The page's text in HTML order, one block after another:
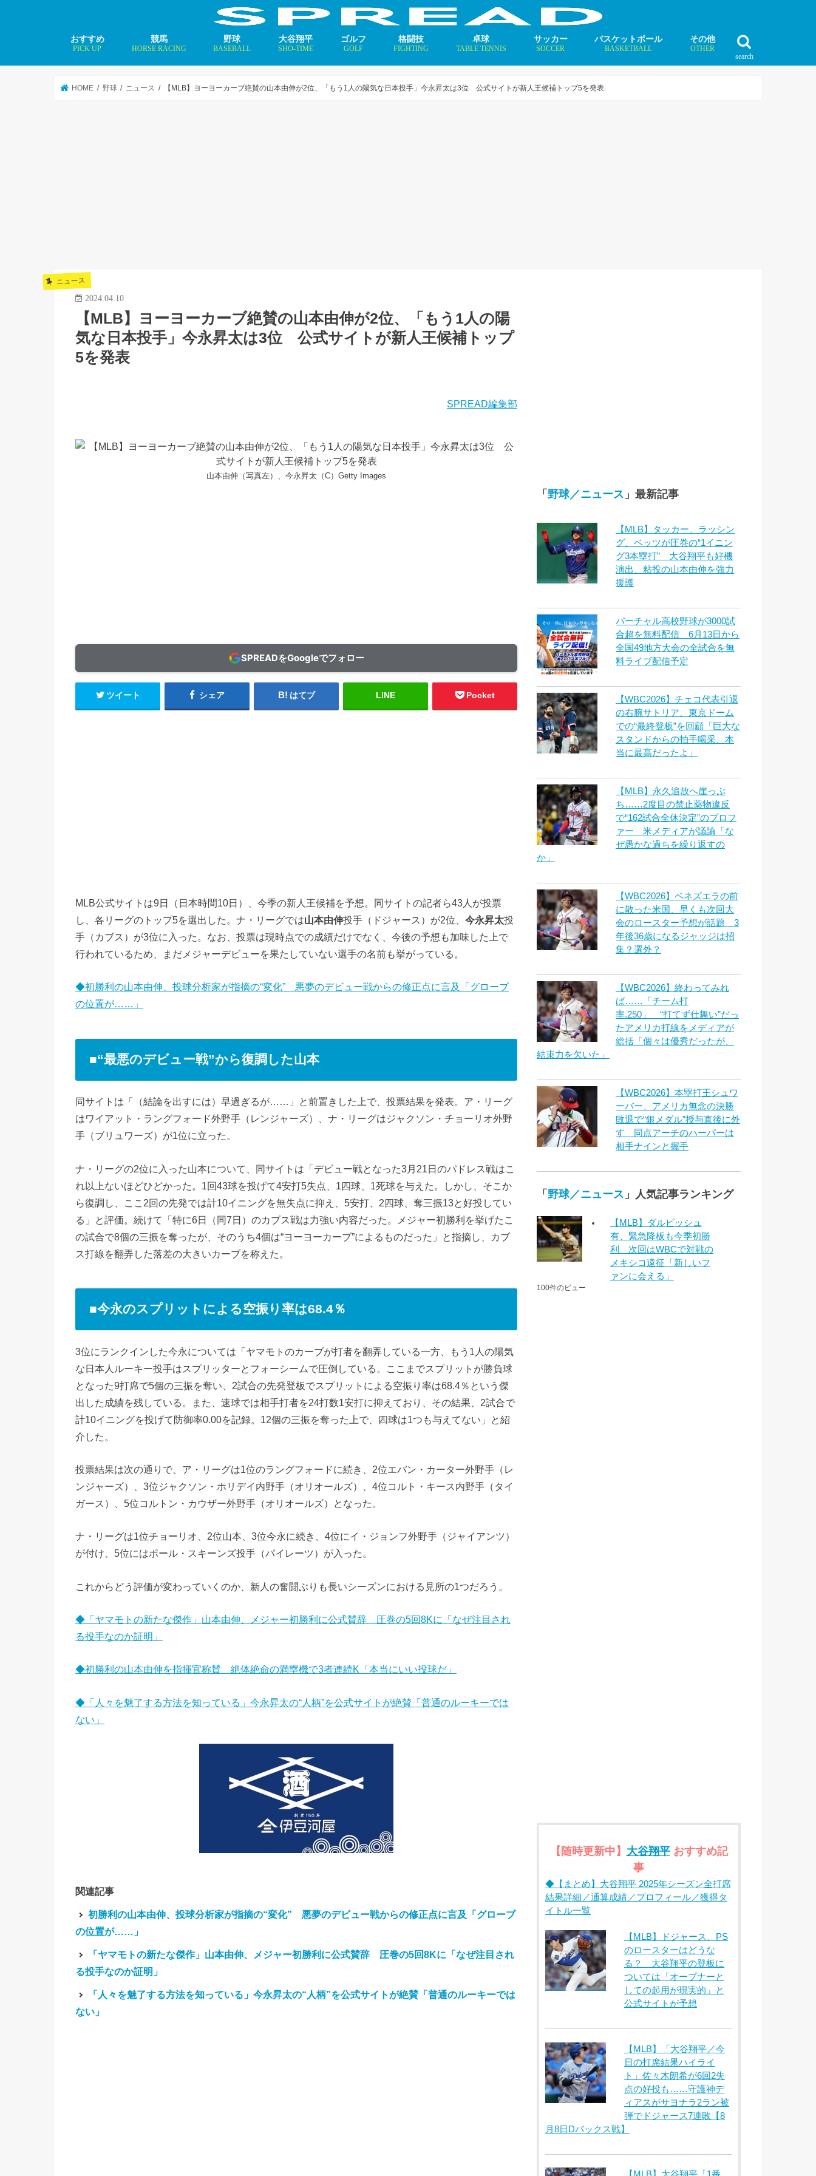
search
おすすめ
PICK UP
競馬
HORSE RACING
野球
BASEBALL
大谷翔平
SHO-TIME
ゴルフ
GOLF
格闘技
FIGHTING
卓球
TABLE TENNIS
サッカー
SOCCER
バスケットボール
BASKETBALL
その他
OTHER
HOME 野球 ニュース 【MLB】ヨーヨーカーブ絶賛の山本由伸が2位、「もう1人の陽気な日本投手」今永昇太は3位 公式サイトが新人王候補トップ5を発表
ニュース
2024.04.10
【MLB】ヨーヨーカーブ絶賛の山本由伸が2位、「もう1人の陽
気な日本投手」今永昇太は3位 公式サイトが新人王候補トップ
5を発表
SPREAD編集部
山本由伸（写真左）、今永昇太（C）Getty Images
SPREADをGoogleでフォロー
ツイート シェア はてブ LINE Pocket
MLB公式サイトは9日（日本時間10日）、今季の新人王候補を予想。同サイトの記者ら43人が投票
し、各リーグのトップ5を選出した。ナ・リーグでは山本由伸投手（ドジャース）が2位、 今永昇太投
手（カブス）が3位に入った。なお、投票は現時点での成績だけでなく、今後の予想も加味した上で
行われているため、まだメジャーデビューを果たしていない選手の名前も挙がっている。
◆初勝利の山本由伸、投球分析家が指摘の“変化” 悪夢のデビュー戦からの修正点に言及「グローブ
の位置が……」
■“最悪のデビュー戦”から復調した山本
同サイトは「（結論を出すには）早過ぎるが……」と前置きした上で、投票結果を発表。ア・リーグ
はワイアット・ラングフォード外野手（レンジャーズ）、ナ・リーグはジャクソン・チョーリオ外野
手（ブリュワーズ）が1位に立った。
ナ・リーグの2位に入った山本について、同サイトは「デビュー戦となった3月21日のパドレス戦はこ
れ以上ないほどひどかった。1回43球を投げて4安打5失点、1四球、1死球を与えた。しかし、そこか
ら復調し、ここ2回の先発では計10イニングを無失点に抑え、5安打、2四球、奪三振13と好投してい
る」と評価。続けて「特に6日（同7日）のカブス戦は力強い内容だった。メジャー初勝利を挙げたこ
の試合で8個の三振を奪ったが、そのうち4個は“ヨーヨーカーブ”によるものだった」と指摘し、カブ
ス打線を翻弄した落差の大きいカーブを称えた。
■今永のスプリットによる空振り率は68.4％
3位にランクインした今永については「ヤマモトのカーブが打者を翻弄している一方、もう1人の陽気
な日本人ルーキー投手はスプリッターとフォーシームで圧倒している。ここまでスプリットが勝負球
となった9打席で5個の三振を奪い、2試合の先発登板でスプリットによる空振り率は68.4％という傑
出した成績を残している。また、速球では相手打者を24打数1安打に抑えており、その結果、2試合で
計10イニングを投げて防御率0.00を記録。12個の三振を奪った上で、四球は1つも与えてない」と紹
介した。
投票結果は次の通りで、ア・リーグは1位のラングフォードに続き、2位エバン・カーター外野手（レ
ンジャーズ）、3位ジャクソン・ホリデイ内野手（オリオールズ）、4位コルト・キース内野手（タイ
ガース）、5位コルトン・カウザー外野手（オリオールズ）となった。
ナ・リーグは1位チョーリオ、2位山本、3位今永に続き、4位にイ・ジョンフ外野手（ジャイアンツ）
が付け、5位にはポール・スキーンズ投手（パイレーツ）が入った。
これからどう評価が変わっていくのか、新人の奮闘ぶりも長いシーズンにおける見所の1つだろう。
◆「ヤマモトの新たな傑作」山本由伸、メジャー初勝利に公式賛辞 圧巻の5回8Kに「なぜ注目され
る投手なのか証明」
◆初勝利の山本由伸を指揮官称賛 絶体絶命の満塁機で3者連続K「本当にいい投球だ」
◆「人々を魅了する方法を知っている」今永昇太の“人柄”を公式サイトが絶賛「普通のルーキーでは
ない」
関連記事
初勝利の山本由伸、投球分析家が指摘の“変化” 悪夢のデビュー戦からの修正点に言及「グローブ
の位置が……」
「ヤマモトの新たな傑作」山本由伸、メジャー初勝利に公式賛辞 圧巻の5回8Kに「なぜ注目され
る投手なのか証明」
「人々を魅了する方法を知っている」今永昇太の“人柄”を公式サイトが絶賛「普通のルーキーでは
ない」
「 野球／ニュース 」最新記事
【MLB】タッカー、ラッシン
グ、ベッツが圧巻の“1イニン
グ3本塁打” 大谷翔平も好機
演出、粘投の山本由伸を強力
援護
バーチャル高校野球が3000試
合超を無料配信 6月13日から
全国49地方大会の全試合を無
料ライブ配信予定
【WBC2026】チェコ代表引退
の右腕サトリア、東京ドーム
での“最終登板”を回顧「巨大な
スタンドからの拍手喝采、本
当に最高だったよ」
【MLB】永久追放へ崖っぷ
ち……2度目の禁止薬物違反
で“162試合全休決定”のプロフ
ァー 米メディアが議論「な
ぜ愚かな過ちを繰り返すの
か」
【WBC2026】ベネズエラの前
に散った米国、早くも次回大
会のロースター予想が話題 3
年後36歳になるジャッジは招
集？選外？
【WBC2026】終わってみれ
ば……「チーム打
率.250」 “打てず仕舞い”だっ
たアメリカ打線をメディアが
総括「個々は優秀だったが、
結束力を欠いた」
【WBC2026】本塁打王シュワ
ーバー、アメリカ無念の決勝
敗退で“銀メダル”授与直後に外
す 同点アーチのハーパーは
相手ナインと握手
「 野球／ニュース 」人気記事ランキング
【MLB】ダルビッシュ
有、緊急降板も今季初勝
利 次回はWBCで対戦の
メキシコ遠征「新しいフ
ァンに会える」
100件のビュー
【随時更新中】 大谷翔平おすすめ記
事
◆【まとめ】大谷翔平 2025年シーズン全打席
結果詳細／通算成績／プロフィール／獲得タ
イトル一覧
【MLB】ドジャース、PS
のロースターはどうな
る？ 大谷翔平の登板に
ついては「オープナーと
しての起用が現実的」と
公式サイトが予想
【MLB】「大谷翔平／今
日の打席結果ハイライ
ト」佐々木朗希が6回2失
点の好投も……守護神デ
ィアスがサヨナラ2ラン被
弾でドジャース7連敗【8
月8日Dバックス戦】
【MLB】大谷翔平「1番